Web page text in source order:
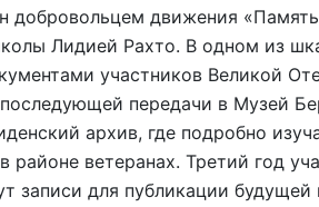
добровольцем движения
Лидией Рахто. В одном из
участников Великой
передачи в Музей
архив, где подробно
районе ветеранах. Третий год
записи для публикации